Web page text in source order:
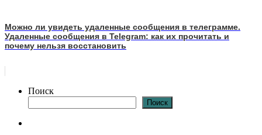
Можно ли увидеть удаленные сообщения в телеграмме.
Удаленные сообщения в Telegram: как их прочитать и
почему нельзя восстановить
Поиск
Поиск